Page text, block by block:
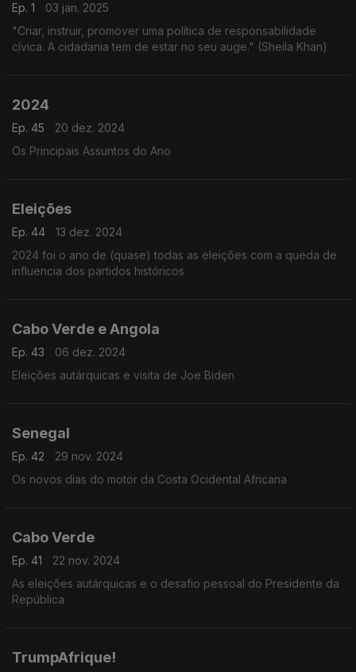
Ep. 1
03 jan. 2025
"Criar, instruir, promover uma política de responsabilidade
cívica. A cidadania tem de estar no seu auge." (Sheila Khan)
2024
Ep. 45
20 dez. 2024
Os Principais Assuntos do Ano
Eleições
Ep. 44
13 dez. 2024
2024 foi o ano de (quase) todas as eleições com a queda de
influencia dos partidos históricos
Cabo Verde e Angola
Ep. 43
06 dez. 2024
Eleições autárquicas e visita de Joe Biden
Senegal
Ep. 42
29 nov. 2024
Os novos dias do motor da Costa Ocidental Africana
Cabo Verde
Ep. 41
22 nov. 2024
As eleições autárquicas e o desafio pessoal do Presidente da
República
TrumpAfrique!